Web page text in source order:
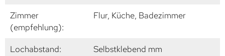
Zimmer
(empfehlung):
Flur, Küche, Badezimmer
Lochabstand:
Selbstklebend mm